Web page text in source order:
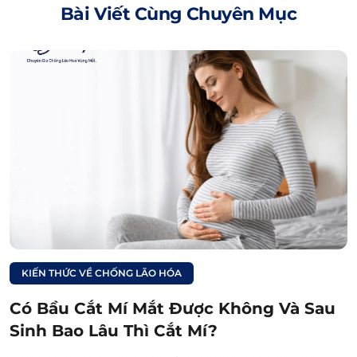
2. Vết chân chim ở mắt hình thành
Đường chân chim thường hình thành từ quá
trình các cơ nhỏ ở góc ngoài của mắt co lại
thường xuyên, càng ngày càng rõ khi chị em
bước vào độ tuổi lão hóa tự nhiên (khoảng 25 –
30 tuổi trở đi). Tuy nhiên, đôi khi có thể xuất
hiện sớm hơn hoặc chậm hơn khoảng thời
gian này phụ thuộc vào cách chăm sóc da và
chế độ ăn uống, sinh hoạt của mỗi người.
3. Nguyên nhân hình thành vết chân
chim trên mắt là gì?
Có rất nhiều nguyên nhân phổ biến hình
Bài Viết Cùng Chuyên Mục
KIẾN THỨC VỀ CHỐNG LÃO HÓA
Có Bầu Cắt Mí Mắt Được Không Và Sau
Sinh Bao Lâu Thì Cắt Mí?